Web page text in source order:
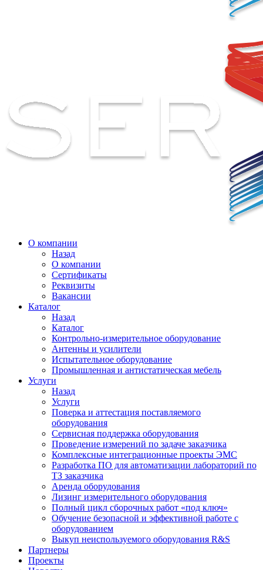
О компании
Назад
О компании
Сертификаты
Реквизиты
Вакансии
Каталог
Назад
Каталог
Контрольно-измерительное оборудование
Антенны и усилители
Испытательное оборудование
Промышленная и антистатическая мебель
Услуги
Назад
Услуги
Поверка и аттестация поставляемого
оборудования
Сервисная поддержка оборудования
Проведение измерений по задаче заказчика
Комплексные интеграционные проекты ЭМС
Разработка ПО для автоматизации лабораторий по
ТЗ заказчика
Аренда оборудования
Лизинг измерительного оборудования
Полный цикл сборочных работ «под ключ»
Обучение безопасной и эффективной работе с
оборудованием
Выкуп неиспользуемого оборудования R&S
Партнеры
Проекты